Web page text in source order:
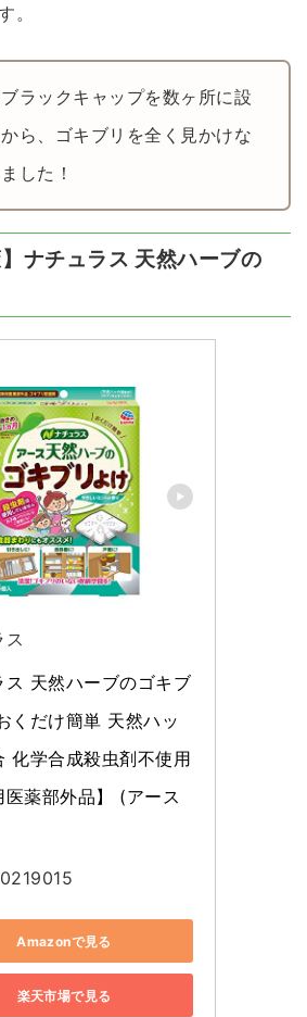
。
ラックキャップを数ヶ所に設
ら、ゴキブリを全く見かけな
した！
】ナチュラス 天然ハーブの
ス
ス 天然ハーブのゴキブ
くだけ簡単 天然ハッ
化学合成殺虫剤不使用
医薬部外品】 (アース
Amazonで見る
楽天市場で見る